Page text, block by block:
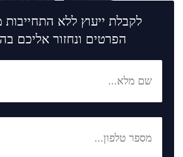
לקבלת ייעוץ ללא
הפרטים ונחזור אליכם